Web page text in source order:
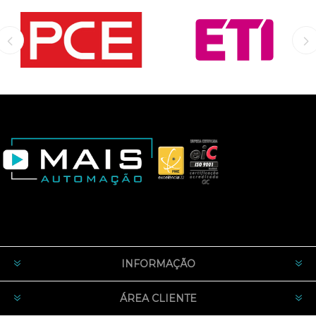
INFORMAÇÃO
ÁREA CLIENTE